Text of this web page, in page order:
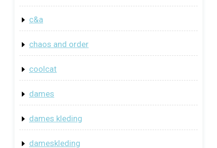
c&a
chaos and order
coolcat
dames
dames kleding
dameskleding